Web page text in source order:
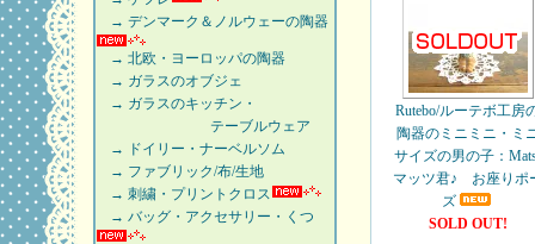
→ デンマーク＆ノルウェーの陶器
→ 北欧・ヨーロッパの陶器
→ ガラスのオブジェ
→ ガラスのキッチン・
テーブルウェア
→ ドイリー・ナーベルソム
→ ファブリック/布/生地
→ 刺繍・プリントクロス
→ バッグ・アクセサリー・くつ
Rutebo/ルーテボ工房
陶器のミニミニ・ミ
サイズの男の子：
マッツ君♪ お座りポ
ズ
SOLD OUT!